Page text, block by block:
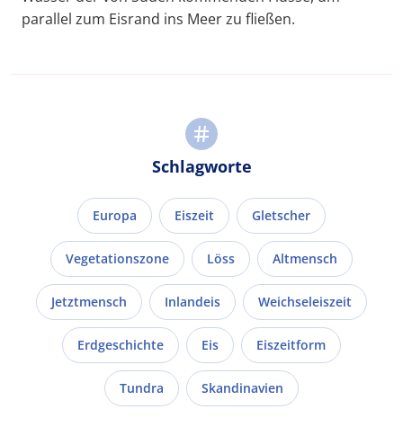
parallel zum Eisrand ins Meer zu fließen.
Schlagworte
Europa Eiszeit Gletscher
Vegetationszone Löss Altmensch
Jetztmensch Inlandeis Weichseleiszeit
Erdgeschichte Eis Eiszeitform
Tundra Skandinavien